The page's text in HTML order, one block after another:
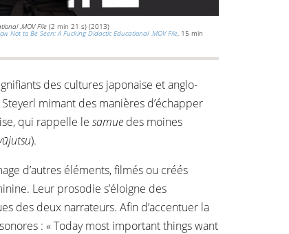
.MOV File (2 min 21 s) (2013)
Not to Be Seen: A Fucking Didactic Educational .MOV File, 15 min
des cultures japonaise et anglo-
mimant des manières d’échapper
qui rappelle le samue des moines
).
d’autres éléments, filmés ou créés
Leur prosodie s’éloigne des
des deux narrateurs. Afin d’accentuer la
: « Today most important things want